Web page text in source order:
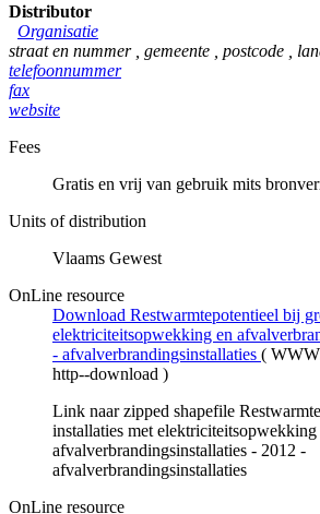
Distributor
Organisatie
straat en nummer
gemeente postcode
telefoonnummer
fax
website
Fees
Gratis en vrij van gebruik mits
Units of distribution
Vlaams Gewest
OnLine resource
Download Restwarmtepotentieel bij
elektriciteitsopwekking en
- afvalverbrandingsinstallaties (
http--download )
Link naar zipped shapefile
installaties met elektriciteitsopwekking
afvalverbrandingsinstallaties - 2012 -
afvalverbrandingsinstallaties
OnLine resource